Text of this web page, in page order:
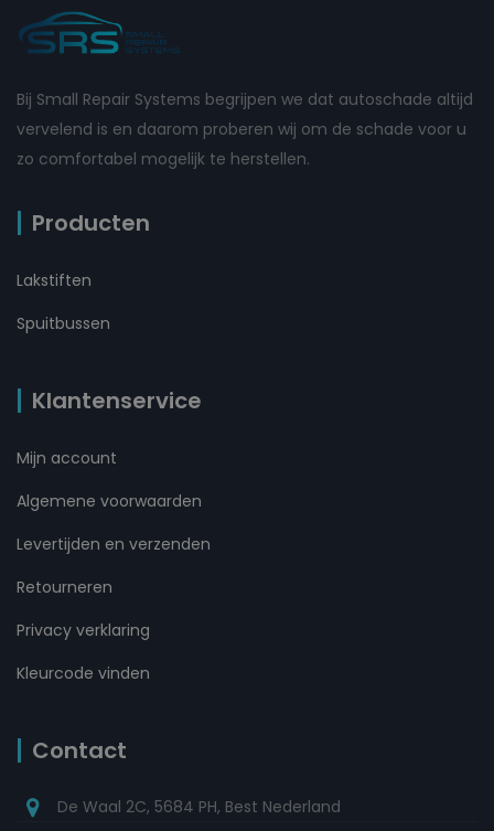
Bij Small Repair Systems begrijpen we dat autoschade altijd
vervelend is en daarom proberen wij om de schade voor u
zo comfortabel mogelijk te herstellen.
Producten
Lakstiften
Spuitbussen
Klantenservice
Mijn account
Algemene voorwaarden
Levertijden en verzenden
Retourneren
Privacy verklaring
Kleurcode vinden
Contact
De Waal 2C, 5684 PH, Best Nederland